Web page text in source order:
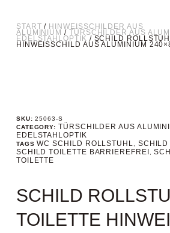
START / HINWEISSCHILDER AUS
ALUMINIUM / TÜRSCHILDER AUS
EDELSTAHLOPTIK / SCHILD
HINWEISSCHILD AUS ALUMINIUM
SKU:25063-S
CATEGORY: TÜRSCHILDER AUS
EDELSTAHLOPTIK
TAGS WC SCHILD ROLLSTUHL SCHILD
SCHILD TOILETTE BARRIEREFREI ,
TOILETTE
SCHILD
TOILETTE